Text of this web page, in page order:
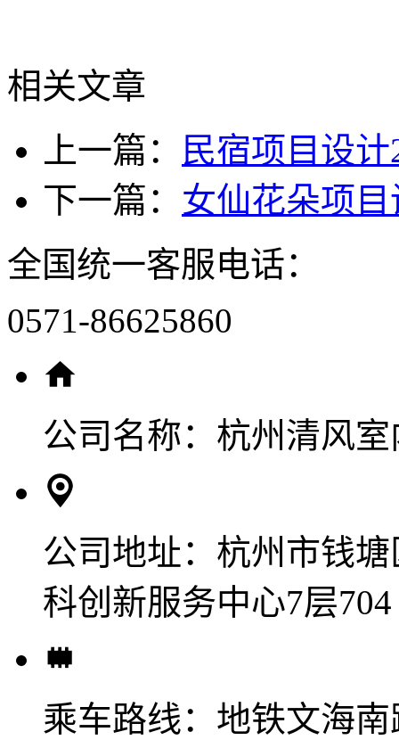
相关文章
上一篇：
民宿项目设计
下一篇： 女仙花朵项目
全国统一客服电话：
0571-86625860
公司名称： 杭州清风
公司地址： 杭州市钱
科创新服务中心7层704
乘车路线： 地铁文海